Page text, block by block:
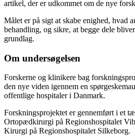
artikel, der er udkommet om de nye
Målet er på sigt at skabe enighed, hvad
behandling, og sikre, at begge dele
grundlag.
Om undersøgelsen
Forskerne og klinikere bag
den nye viden igennem en
offentlige hospitaler i Danmark.
Forskningsprojektet er gennemført i et
Ortopædkirurgi på Regionshospitalet
Kirurgi på Regionshospitalet Silkeborg.